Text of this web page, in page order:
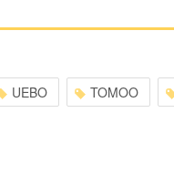
UEBO TOMOO